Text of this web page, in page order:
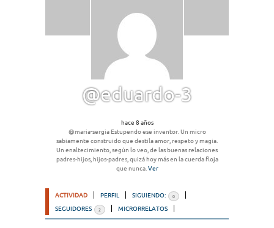
@eduardo-3
hace 8 años
@maria-sergia Estupendo ese inventor. Un micro
sabiamente construido que destila amor, respeto y magia.
Un enaltecimiento, según lo veo, de las buenas relaciones
padres-hijos, hijos-padres, quizá hoy más en la cuerda floja
que nunca. Ver
ACTIVIDAD PERFIL SIGUIENDO: 0
SEGUIDORES 2 MICRORRELATOS